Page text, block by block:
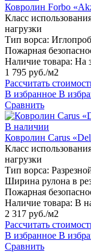
Ковролин Forbo
Класс
нагрузки
Тип ворса:
Пожарная
Наличие товара: На
1 795 руб./м2
Рассчитать
В избранное В
Сравнить
В наличии
Ковролин Carus
Класс
нагрузки
Тип ворса:
Ширина рулона в
Пожарная
Наличие товара: В
2 317 руб./м2
Рассчитать
В избранное В
Сравнить